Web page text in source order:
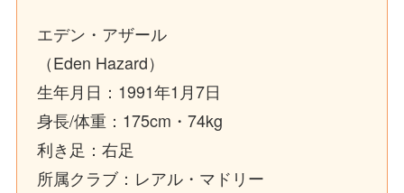
エデン・アザール
（Eden Hazard）
生年月日：1991年1月7日
身長/体重：175cm・74kg
利き足：右足
所属クラブ：レアル・マドリー